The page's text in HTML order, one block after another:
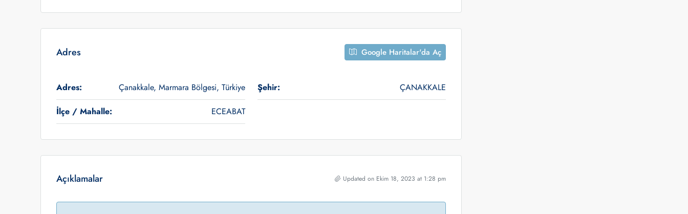
Adres Google Haritalar'da Aç
Adres: Çanakkale, Marmara Bölgesi, Türkiye Şehir: ÇANAKKALE
İlçe / Mahalle: ECEABAT
Açıklamalar Updated on Ekim 18, 2023 at 1:28 pm